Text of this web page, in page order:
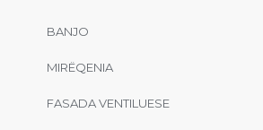
BANJO
MIRËQENIA
FASADA VENTILUESE